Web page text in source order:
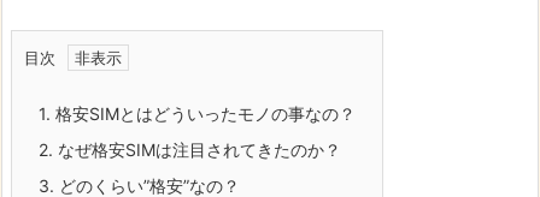
目次
1. 格安SIMとはどういったモノの事なの？
2. なぜ格安SIMは注目されてきたのか？
3. どのくらい”格安”なの？